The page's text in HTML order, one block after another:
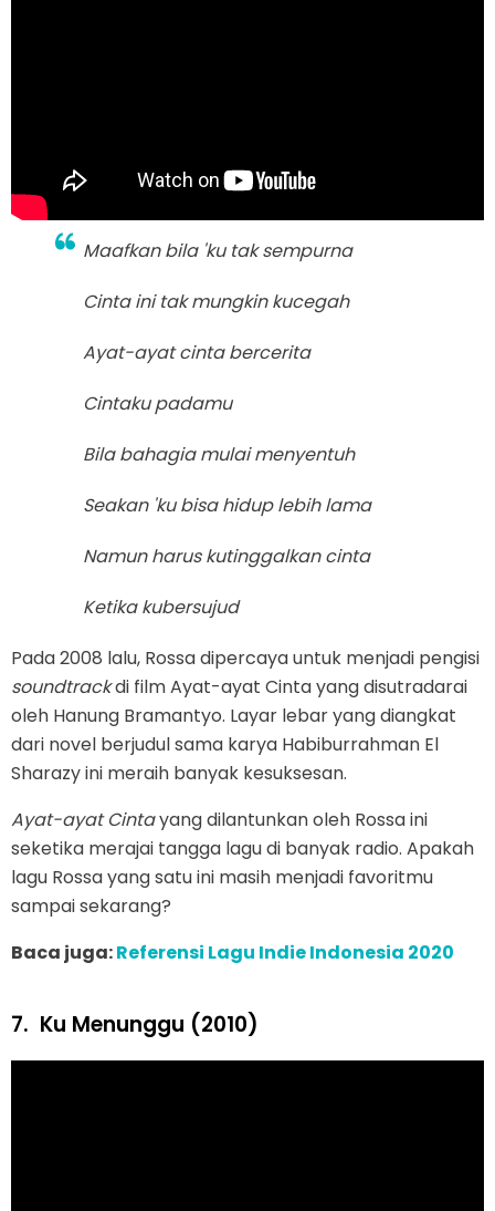
Maafkan bila 'ku tak sempurna
Cinta ini tak mungkin kucegah
Ayat-ayat cinta bercerita
Cintaku padamu
Bila bahagia mulai menyentuh
Seakan 'ku bisa hidup lebih lama
Namun harus kutinggalkan cinta
Ketika kubersujud
Pada 2008 lalu, Rossa dipercaya untuk menjadi pengisi
soundtrackdi film Ayat-ayat Cinta yang disutradarai
oleh Hanung Bramantyo. Layar lebar yang diangkat
dari novel berjudul sama karya Habiburrahman El
Sharazy ini meraih banyak kesuksesan.
Ayat-ayat Cintayang dilantunkan oleh Rossa ini
seketika merajai tangga lagu di banyak radio. Apakah
lagu Rossa yang satu ini masih menjadi favoritmu
sampai sekarang?
Baca juga:Referensi Lagu Indie Indonesia 2020
7. Ku Menunggu (2010)